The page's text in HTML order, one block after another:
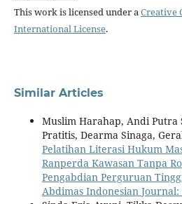
This work is licensed under aCreative
International License.
Similar Articles
Muslim Harahap, Andi Putra
Pratitis, Dearma Sinaga,
Pelatihan Literasi Hukum
Ranperda Kawasan Tanpa
Pengabdian Perguruan
Abdimas Indonesian Journal: